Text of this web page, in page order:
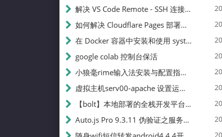
解决 VS Code Remote - SSH 连接失败问题：从权限问题到成功启动
如何解决 Cloudflare Pages 部署中的 API Token 权限问题
在 Docker 容器中安装和使用 systemctl 的完整指南
google colab 控制台保活
小狼毫rime输入法安装与配置指南：从基础到高级自定义
虚拟主机serv00-apache 设置运行目录
【bolt】本地部署的全栈开发平台，支持本地及众多API，本地一键生成应用，部署教程
Auto.js Pro 9.3.11 伪验证之服务器接口 Nginx 版
✍️
231k
总字数
👥